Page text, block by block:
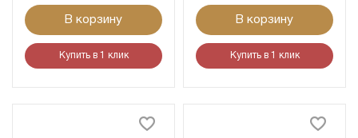
В корзину
Купить в 1 клик
В корзину
Купить в 1 клик